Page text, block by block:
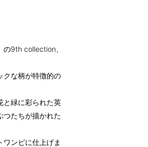
9th collection、
クな柄が特徴的の
と緑に彩られた英
つたちが描かれた
ンピに仕上げま